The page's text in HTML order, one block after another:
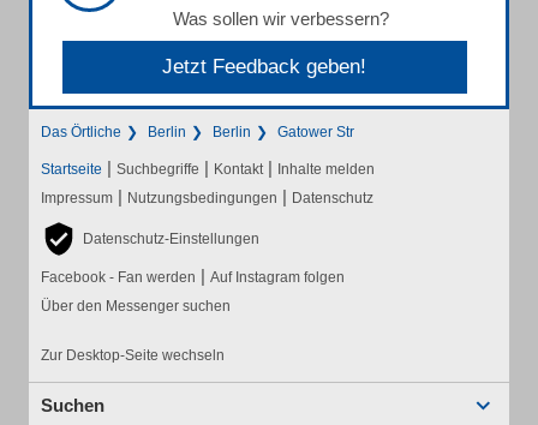
Was sollen wir verbessern?
Jetzt Feedback geben!
Das Örtliche Berlin Berlin Gatower Str
Startseite | Suchbegriffe | Kontakt | Inhalte melden
Impressum | Nutzungsbedingungen | Datenschutz
Datenschutz-Einstellungen
Facebook - Fan werden | Auf Instagram folgen
Über den Messenger suchen
Zur Desktop-Seite wechseln
Suchen